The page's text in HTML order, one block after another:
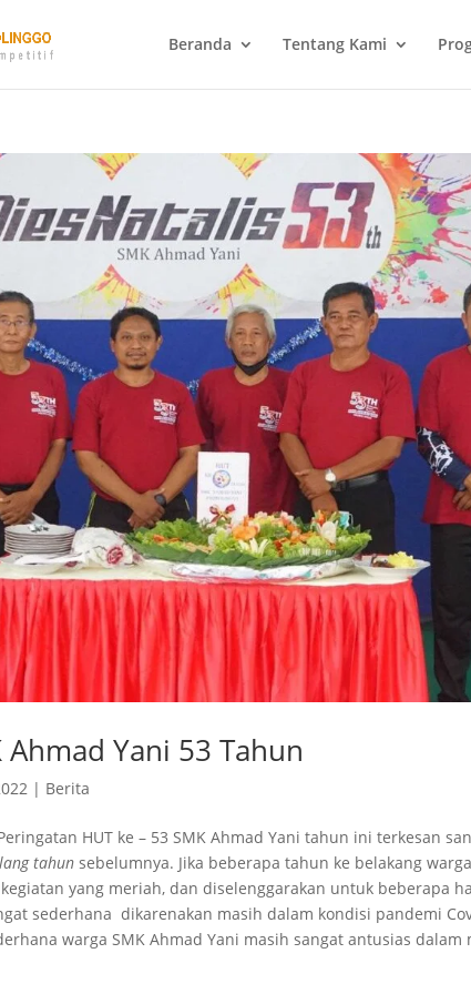
Beranda Tentang Kami
Ahmad Yani 53 Tahun
| Berita
HUT ke – 53 SMK Ahmad Yani tahun ini terkesan
tahun sebelumnya. Jika beberapa tahun ke belakang
yang meriah, dan diselenggarakan untuk beberapa
sederhana dikarenakan masih dalam kondisi pandemi
warga SMK Ahmad Yani masih sangat antusias